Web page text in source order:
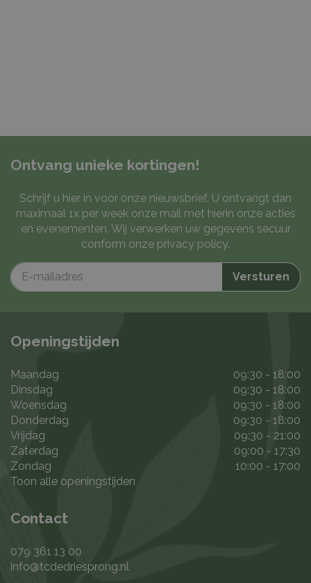
Ontvang unieke kortingen!
Schrijf u hier in voor onze nieuwsbrief. U ontvangt dan
maximaal 1x per week onze mail met hierin onze acties
en evenementen. Wij verwerken uw gegevens secuur
conform onze privacy policy.
Openingstijden
Maandag
09:30 - 18:00
Dinsdag
09:30 - 18:00
Woensdag
09:30 - 18:00
Donderdag
09:30 - 18:00
Vrijdag
09:30 - 21:00
Zaterdag
09:00 - 17:30
Zondag
10:00 - 17:00
Toon alle openingstijden
Contact
079 361 13 00
info@tcdedriesprong.nl